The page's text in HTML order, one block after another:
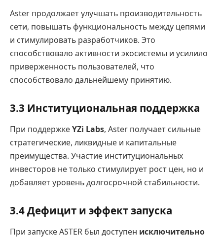
Aster продолжает улучшать производительность
сети, повышать функциональность между цепями
и стимулировать разработчиков. Это
способствовало активности экосистемы и усилило
приверженность пользователей, что
способствовало дальнейшему принятию.
3.3 Институциональная поддержка
При поддержкеYZi Labs, Aster получает сильные
стратегические, ликвидные и капитальные
преимущества. Участие институциональных
инвесторов не только стимулирует рост цен, но и
добавляет уровень долгосрочной стабильности.
3.4 Дефицит и эффект запуска
При запуске ASTER был доступен исключительно